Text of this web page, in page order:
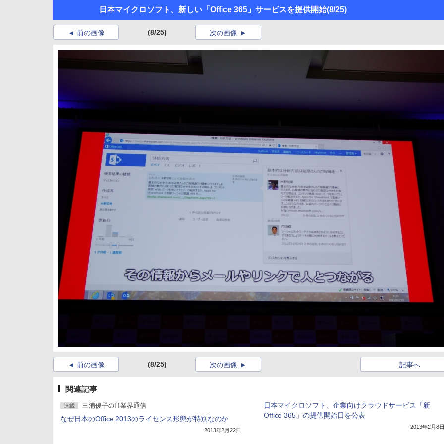
日本マイクロソフト、新しい「Office 365」サービスを提供開始(8/25)
前の画像 (8/25) 次の画像
前の画像 (8/25) 記事へ
次の画像
関連記事
連載 三浦優子のIT業界通信
なぜ日本のOffice 2013のライセンス形態が特別なのか
2013年2月22日
日本マイクロソフト、企業向けクラウドサービス「新
Office 365」の提供開始日を公表
2013年2月8日